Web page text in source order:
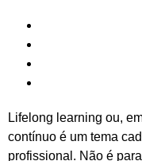
Lifelong learning ou,
contínuo é um tema
profissional. Não é